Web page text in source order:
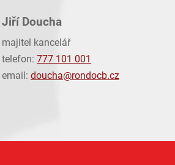
Jiří Doucha
majitel kancelář
telefon: 777 101 001
email: doucha@rondocb.cz